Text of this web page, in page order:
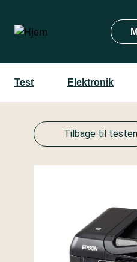
hovedindhold
Test Elektronik
Tilbage til testen